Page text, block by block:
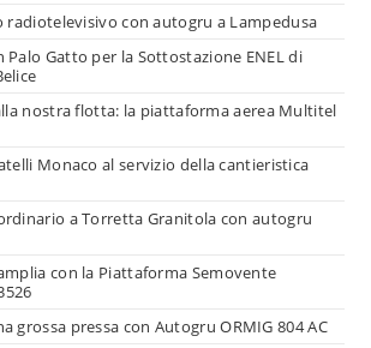
radiotelevisivo con autogru a Lampedusa
Gatto per la Sottostazione ENEL di
nostra flotta: la piattaforma aerea Multitel
Monaco al servizio della cantieristica
a Torretta Granitola con autogru
con la Piattaforma Semovente
grossa pressa con Autogru ORMIG 804 AC